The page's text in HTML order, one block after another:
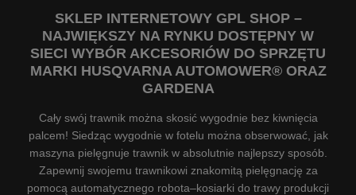
SKLEP INTERNETOWY GPL SHOP –
NAJWIĘKSZY NA RYNKU DOSTĘPNY W
SIECI WYBÓR AKCESORIÓW DO SPRZĘTU
MARKI HUSQVARNA AUTOMOWER® ORAZ
GARDENA
Cały swój trawnik można skosić wygodnie bez kiwnięcia
palcem! Siedząc wygodnie w fotelu można obserwować, jak
maszyna pielęgnuje trawnik w absolutnie najlepszy sposób.
Zapewnij swojemu trawnikowi znakomitą pielęgnację za
pomocą automatycznego robota–kosiarki do trawy produkcji